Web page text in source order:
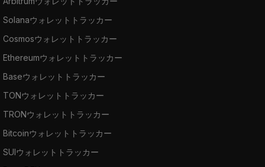
Solanaウォレットトラッカー
Cosmosウォレットトラッカー
Ethereumウォレットトラッカー
Baseウォレットトラッカー
TONウォレットトラッカー
TRONウォレットトラッカー
Bitcoinウォレットトラッカー
SUIウォレットトラッカー